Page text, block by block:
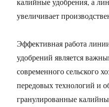
увеличивает
Эффективная работа
удобрений является
современного сельского
передовых технологий и
гранулированные